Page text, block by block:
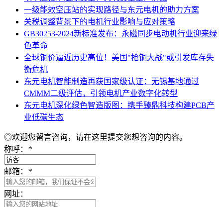
一级能效空压站的实现路径与东元电机的助力方案
关税调整背景下的电机行业影响与应对策略
GB30253-2024新标准发布：永磁同步电动机行业迎来绿
色革命
​全球铜价逼近历史高位！美国"抢铜大战"或引发库存失
衡危机
东元电机智能制造再获国家级认证：无锡基地通过
CMMM二级评估，引领电机产业数字化转型
东元电机深化绿色智造版图：携手臻鼎科技构建PCB产
业低碳生态
◎欢迎您留言咨询，请在这里提交您想咨询的内容。
称呼： *
邮箱： *
网址：